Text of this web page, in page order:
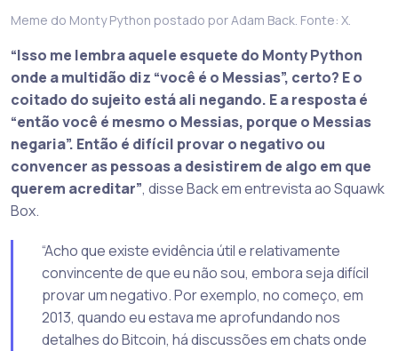
Meme do Monty Python postado por Adam Back. Fonte: X.
“Isso me lembra aquele esquete do Monty Python
onde a multidão diz “você é o Messias”, certo? E o
coitado do sujeito está ali negando. E a resposta é
“então você é mesmo o Messias, porque o Messias
negaria”. Então é difícil provar o negativo ou
convencer as pessoas a desistirem de algo em que
querem acreditar”, disse Back em entrevista ao Squawk
Box.
“Acho que existe evidência útil e relativamente
convincente de que eu não sou, embora seja difícil
provar um negativo. Por exemplo, no começo, em
2013, quando eu estava me aprofundando nos
detalhes do Bitcoin, há discussões em chats onde